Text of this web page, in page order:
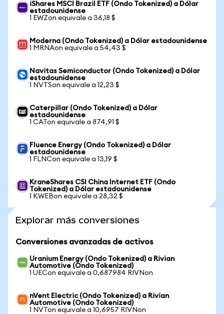
iShares MSCI Brazil ETF (Ondo Tokenized) a Dólar
estadounidense
1 EWZon equivale a 36,18 $
Moderna (Ondo Tokenized) a Dólar estadounidense
1 MRNAon equivale a 54,43 $
Navitas Semiconductor (Ondo Tokenized) a Dólar
estadounidense
1 NVTSon equivale a 12,23 $
Caterpillar (Ondo Tokenized) a Dólar
estadounidense
1 CATon equivale a 874,91 $
Fluence Energy (Ondo Tokenized) a Dólar
estadounidense
1 FLNCon equivale a 13,19 $
KraneShares CSI China Internet ETF (Ondo
Tokenized) a Dólar estadounidense
1 KWEBon equivale a 28,32 $
Explorar más conversiones
Conversiones avanzadas de activos
Uranium Energy (Ondo Tokenized) a Rivian
Automotive (Ondo Tokenized)
1 UECon equivale a 0,687984 RIVNon
nVent Electric (Ondo Tokenized) a Rivian
Automotive (Ondo Tokenized)
1 NVTon equivale a 10,6957 RIVNon